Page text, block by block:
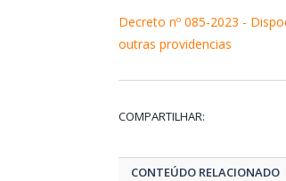
Decreto nº 085-2023 -
outras providencias
COMPARTILHAR:
CONTEÚDO RELACIONADO